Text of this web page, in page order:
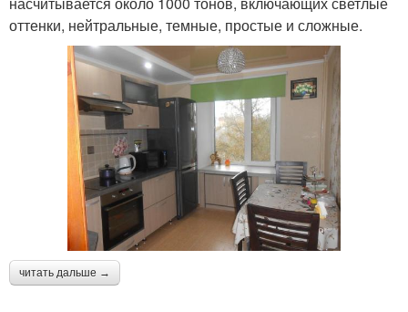
оттенки, нейтральные, темные, простые и сложные.
читать дальше →